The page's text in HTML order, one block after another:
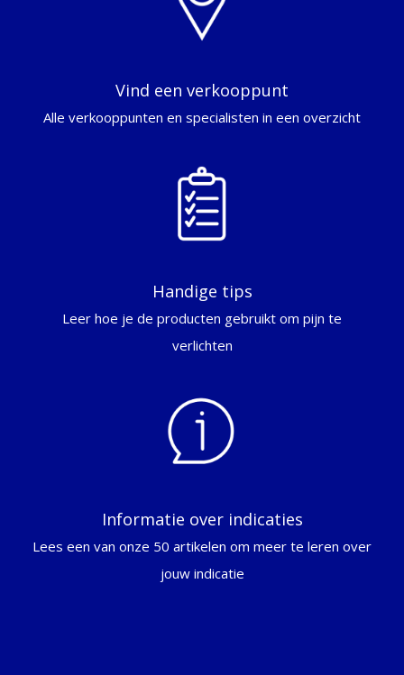
Vind een verkooppunt
Alle verkooppunten en specialisten in een overzicht
Handige tips
Leer hoe je de producten gebruikt om pijn te
verlichten
Informatie over indicaties
Lees een van onze 50 artikelen om meer te leren over
jouw indicatie